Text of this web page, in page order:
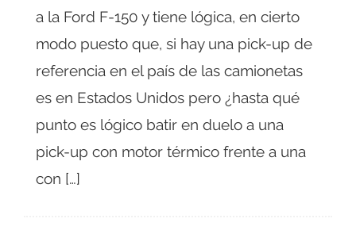
a la Ford F-150 y tiene lógica, en cierto
modo puesto que, si hay una pick-up de
referencia en el país de las camionetas
es en Estados Unidos pero ¿hasta qué
punto es lógico batir en duelo a una
pick-up con motor térmico frente a una
con […]